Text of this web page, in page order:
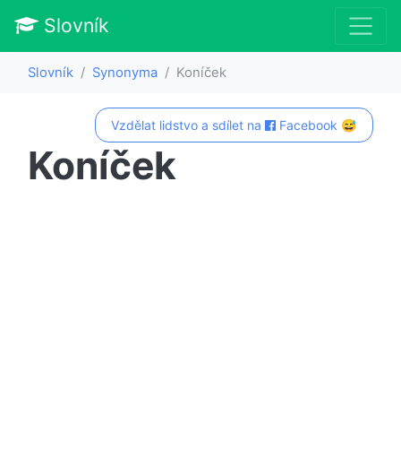
Slovník
Slovník Synonyma Koníček
Vzdělat lidstvo a sdílet na Facebook 😅
Koníček